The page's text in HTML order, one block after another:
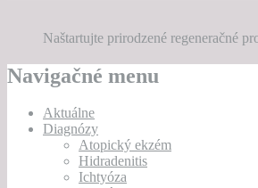
Naštartujte prirodzené regeneračné
Navigačné menu
Aktuálne
Diagnózy
Atopický ekzém
Hidradenitis
Ichtyóza